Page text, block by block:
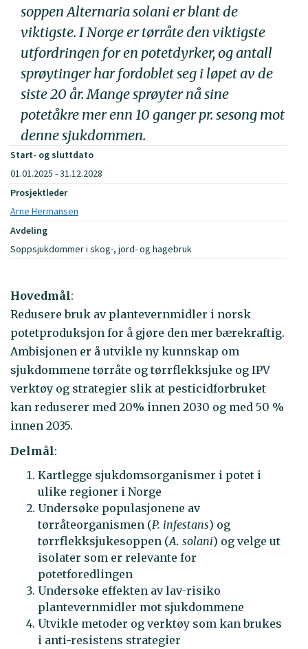
soppen Alternaria solanier blant de
viktigste. I Norge er tørråte den viktigste
utfordringen for en potetdyrker, og antall
sprøytinger har fordoblet seg i løpet av de
siste 20 år. Mange sprøyter nå sine
potetåkre mer enn 10 ganger pr. sesong mot
denne sjukdommen.
Start- og sluttdato
01.01.2025 - 31.12.2028
Prosjektleder
Arne Hermansen
Avdeling
Soppsjukdommer i skog-, jord- og hagebruk
Hovedmål:
Redusere bruk av plantevernmidler i norsk
potetproduksjon for å gjøre den mer bærekraftig.
Ambisjonen er å utvikle ny kunnskap om
sjukdommene tørråte og tørrflekksjuke og IPV
verktøy og strategier slik at pesticidforbruket
kan reduserer med 20% innen 2030 og med 50 %
innen 2035.
Delmål:
Kartlegge sjukdomsorganismer i potet i
ulike regioner i Norge
Undersøke populasjonene av
tørråteorganismen (P. infestans) og
tørrflekksjukesoppen (A. solani) og velge ut
isolater som er relevante for
potetforedlingen
Undersøke effekten av lav-risiko
plantevernmidler mot sjukdommene
Utvikle metoder og verktøy som kan brukes
i anti-resistens strategier